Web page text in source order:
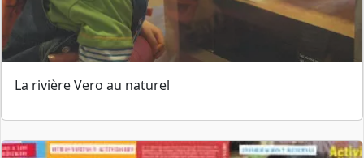
La rivière Vero au naturel